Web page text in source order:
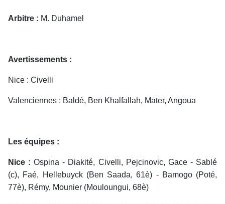
Arbitre : M. Duhamel
Avertissements :
Nice : Civelli
Valenciennes : Baldé, Ben Khalfallah, Mater, Angoua
Les équipes :
Nice : Ospina - Diakité, Civelli, Pejcinovic, Gace - Sablé
(c), Faé, Hellebuyck (Ben Saada, 61è) - Bamogo (Poté,
77è), Rémy, Mounier (Mouloungui, 68è)